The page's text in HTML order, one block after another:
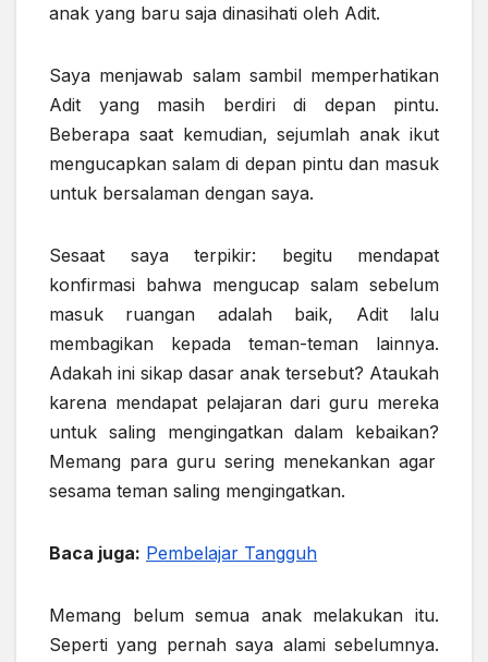
anak yang baru saja dinasihati oleh Adit.
Saya menjawab salam sambil memperhatikan
Adit yang masih berdiri di depan pintu.
Beberapa saat kemudian, sejumlah anak ikut
mengucapkan salam di depan pintu dan masuk
untuk bersalaman dengan saya.
Sesaat saya terpikir: begitu mendapat
konfirmasi bahwa mengucap salam sebelum
masuk ruangan adalah baik, Adit lalu
membagikan kepada teman-teman lainnya.
Adakah ini sikap dasar anak tersebut? Ataukah
karena mendapat pelajaran dari guru mereka
untuk saling mengingatkan dalam kebaikan?
Memang para guru sering menekankan agar
sesama teman saling mengingatkan.
Baca juga: Pembelajar Tangguh
Memang belum semua anak melakukan itu.
Seperti yang pernah saya alami sebelumnya.